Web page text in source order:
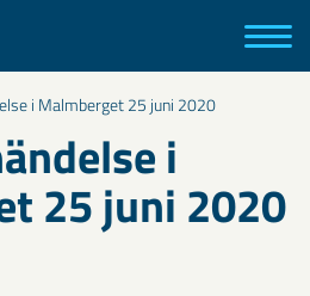
i Malmberget 25 juni 2020
i
25 juni 2020